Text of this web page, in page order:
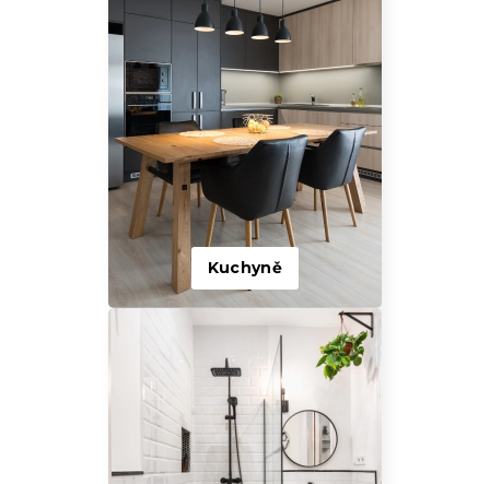
Kuchyně